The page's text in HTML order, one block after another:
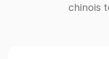
chinois